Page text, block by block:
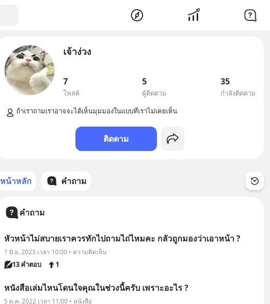
เจ้าง่วง
7
โพสต์
5
ผู้ติดตาม
35
กำลังติดตาม
ถ้าเราถามเราอาจจะได้เห็นมุมมองในแบบที่เราไม่เคยเห็น
ติดตาม
หน้าหลัก คำถาม
คำถาม
หัวหน้าไม่สบายเราควรทักไปถามไถ่ไหมคะ กลัวถูกมองว่าเอาหน้า ?
1 มิ.ย. 2023 เวลา 10:00 • ความคิดเห็น
13 คำตอบ 1
หนังสือเล่มไหนโดนใจคุณในช่วงนี้ครับ เพราะอะไร ?
5 ต.ค. 2022 เวลา 11:00 • หนังสือ